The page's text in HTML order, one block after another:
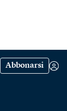
Abbonarsi